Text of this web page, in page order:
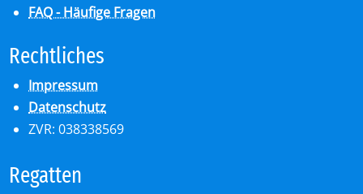
FAQ - Häufige Fragen
Recht­li­ches
Impressum
Datenschutz
ZVR: 038338569
Re­gat­ten